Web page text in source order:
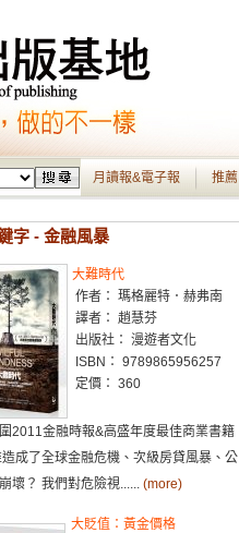
月讀報&電子報 推
字 - 金融風暴
大難時代
作者： 瑪格麗特．赫弗南
譯者： 趙慧芬
出版社： 漫遊者文化
ISBN： 9789865956257
定價： 360
2011金融時報&高盛年度最佳商業書籍
成了全球金融危機、次級房貸風暴、公
壞？ 我們對危險視...... (more)
大貶值：黃金價格